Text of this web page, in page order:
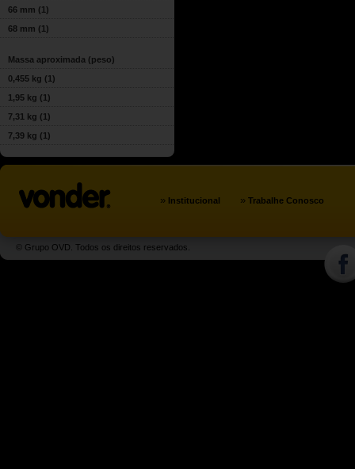
66 mm (1)
68 mm (1)
Massa aproximada (peso)
0,455 kg (1)
1,95 kg (1)
7,31 kg (1)
7,39 kg (1)
» Institucional » Trabalhe Conosco
© Grupo OVD. Todos os direitos reservados.